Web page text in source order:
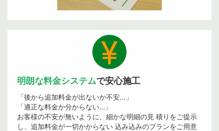
明朗な料金システムで安心施工
「後から追加料金が出ないか不安...」
「適正な料金か分からない...」
お客様の不安が無いように、細かな明細の見 積りをご提示
し、追加料金が一切かからない 込み込みのプランをご用意